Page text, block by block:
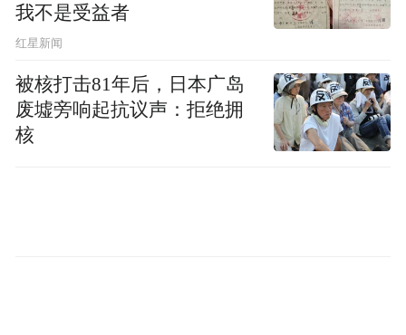
我不是受益者
红星新闻
被核打击81年后，日本广岛
废墟旁响起抗议声：拒绝拥
核